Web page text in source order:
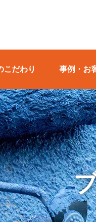
こだわり 事例・お